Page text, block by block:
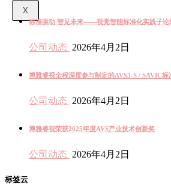
X
标准驱动 智见未来——视觉智能标准化实践子论
公司动态 2026年4月2日
博雅睿视全程深度参与制定的AVS3-S / SAVIC
公司动态 2026年4月2日
博雅睿视荣获2025年度AVS产业技术创新奖
公司动态 2026年4月2日
标签云